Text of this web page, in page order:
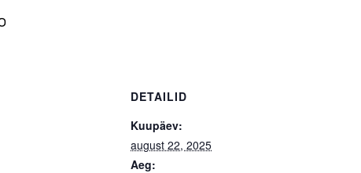
DETAILID
Kuupäev:
august 22, 2025
Aeg: